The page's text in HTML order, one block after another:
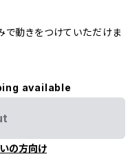
で動きをつけていただけま
available
の方向け